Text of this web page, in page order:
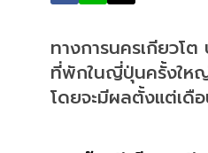
ทางการนครเกียวโ
ที่พักในญี่ปุ่นครั้งให
โดยจะมีผลตั้งแต่เดื